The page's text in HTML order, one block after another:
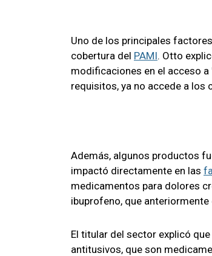
Uno de los principales
cobertura del PAMI. Otto
modificaciones en el acceso a
requisitos, ya no accede a
Además, algunos productos
impactó directamente en las
medicamentos para dolores
ibuprofeno, que
El titular del sector explicó
antitusivos, que son